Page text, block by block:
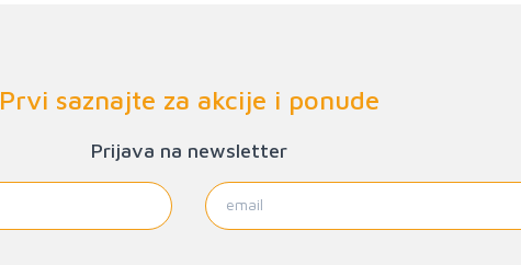
Prvi saznajte za akcije i ponude
Prijava na newsletter